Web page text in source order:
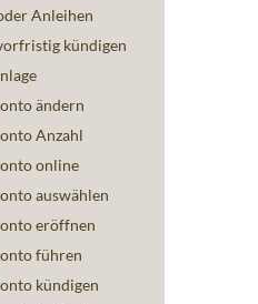
Anleihen
kündigen
ändern
Anzahl
online
auswählen
eröffnen
führen
kündigen